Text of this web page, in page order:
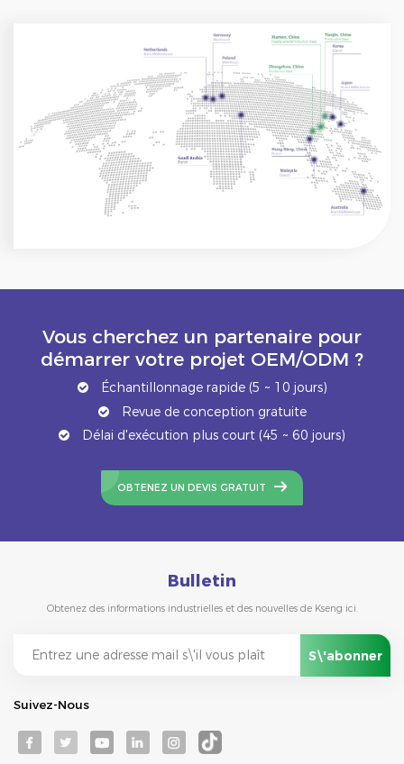
Vous cherchez un partenaire pour
démarrer votre projet OEM/ODM ?
Échantillonnage rapide (5 ~ 10 jours)
Revue de conception gratuite
Délai d'exécution plus court (45 ~ 60 jours)
OBTENEZ UN DEVIS GRATUIT
Bulletin
Obtenez des informations industrielles et des nouvelles de Kseng ici.
Suivez-Nous